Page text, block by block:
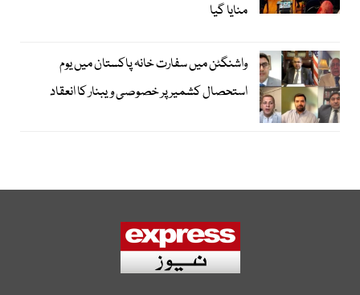
منایا گیا
واشنگٹن میں سفارت خانہ پاکستان میں یوم
استحصال کشمیر پر خصوصی ویبنار کا انعقاد